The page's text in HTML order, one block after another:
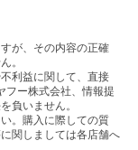
が、その内容の正確
。
利益に関して、直接
フー株式会社、情報提
負いません。
。購入に際しての質
関しましては各店舗へ